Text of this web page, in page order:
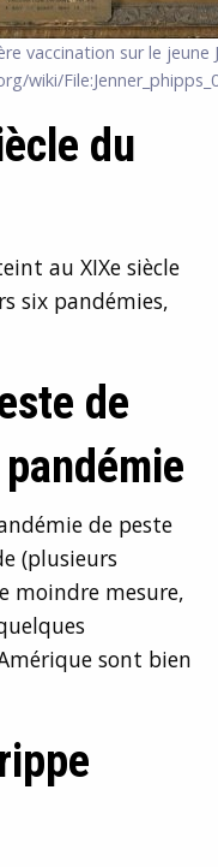
vaccination sur le jeune
wiki/
du
au XIXe siècle
six pandémies,
de
de peste
(plusieurs
moindre mesure,
sont bien